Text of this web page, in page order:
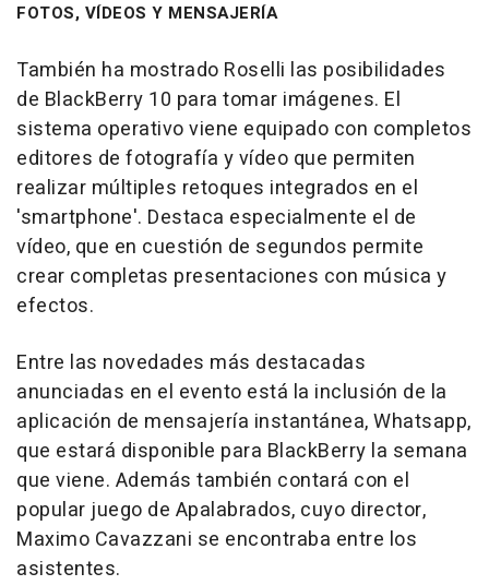
FOTOS, VÍDEOS Y MENSAJERÍA
También ha mostrado Roselli las posibilidades
de BlackBerry 10 para tomar imágenes. El
sistema operativo viene equipado con completos
editores de fotografía y vídeo que permiten
realizar múltiples retoques integrados en el
'smartphone'. Destaca especialmente el de
vídeo, que en cuestión de segundos permite
crear completas presentaciones con música y
efectos.
Entre las novedades más destacadas
anunciadas en el evento está la inclusión de la
aplicación de mensajería instantánea, Whatsapp,
que estará disponible para BlackBerry la semana
que viene. Además también contará con el
popular juego de Apalabrados, cuyo director,
Maximo Cavazzani se encontraba entre los
asistentes.